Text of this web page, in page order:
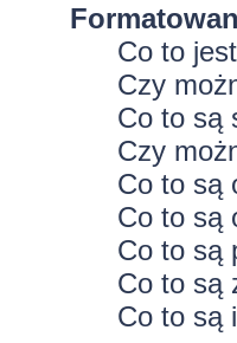
Co to
Czy
Co to są
Czy
Co to są
Co to są
Co to są
Co to są
Co to są